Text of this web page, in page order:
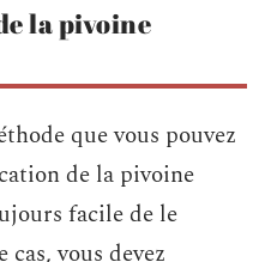
la pivoine
que vous pouvez
de la pivoine
facile de le
cas, vous devez